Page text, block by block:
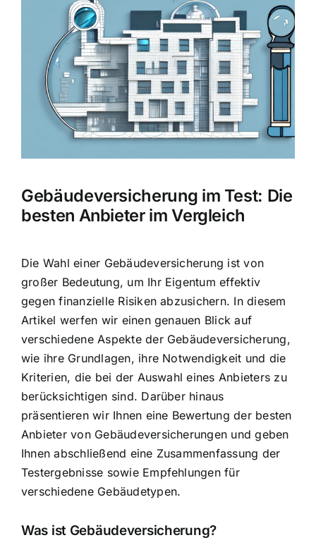
Berufsunfähigkeitsversicherung
Weitere Tarifvergleiche
Hilfe und Kontakt
grösseres
Gebäudeversicherung im Test: Die
besten Anbieter im Vergleich
Die Wahl einer Gebäudeversicherung ist von
großer Bedeutung, um Ihr Eigentumeffektiv
gegen finanzielle Risiken abzusichern. In diesem
Artikel werfen wir einen genauen Blick auf
verschiedene Aspekte der Gebäudeversicherung,
wie ihre Grundlagen, ihre Notwendigkeit und die
Kriterien, die bei der Auswahl eines Anbieters zu
berücksichtigen sind. Darüber hinaus
präsentieren wir Ihnen eine Bewertung der besten
Anbieter von Gebäudeversicherungen und geben
Ihnen abschließend eine Zusammenfassung der
Testergebnisse sowie Empfehlungen für
verschiedene Gebäudetypen.
Was ist Gebäudeversicherung?